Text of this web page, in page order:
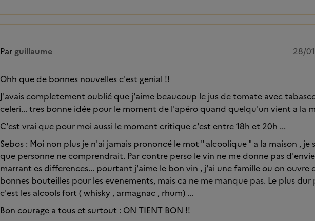
Parguillaume 28/
Ohh que de bonnes nouvelles c'est genial !!
J'avais completement oublié que j'aime beaucoup le jus de tomate avec
celeri... tres bonne idée pour le moment de l'apéro quand quelqu'un vient a la
C'est vrai que pour moi aussi le moment critique c'est entre 18h et 20h ...
Sebos : Moi non plus je n'ai jamais prononcé le mot " alcoolique " a la maison , je
que personne ne comprendrait. Par contre perso le vin ne me donne pas
marrant es differences... pourtant j'aime le bon vin , j'ai une famille ou on ouvre
bonnes bouteilles pour les evenements, mais ca ne me manque pas. Le plus dur
c'est les alcools fort ( whisky , armagnac , rhum) ...
Bon courage a tous et surtout : ON TIENT BON !!